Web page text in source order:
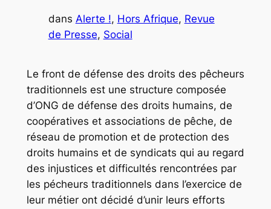
dans Alerte !, Hors Afrique, Revue
de Presse, Social
Le front de défense des droits des pêcheurs
traditionnels est une structure composée
d’ONG de défense des droits humains, de
coopératives et associations de pêche, de
réseau de promotion et de protection des
droits humains et de syndicats qui au regard
des injustices et difficultés rencontrées par
les pécheurs traditionnels dans l’exercice de
leur métier ont décidé d’unir leurs efforts